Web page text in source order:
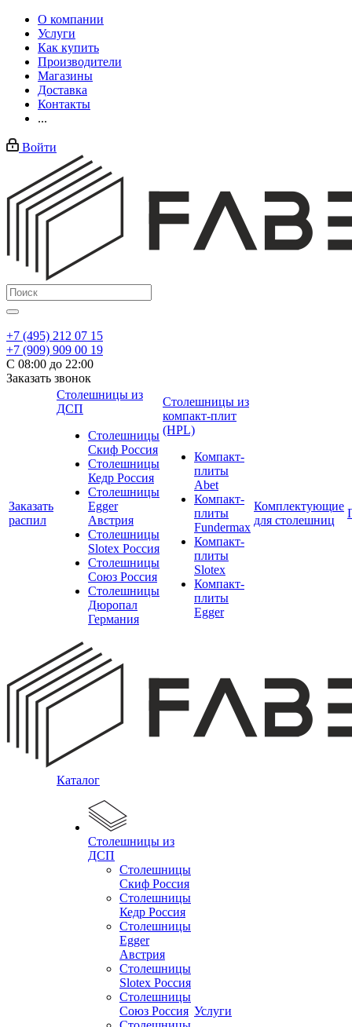
О компании
Услуги
Как купить
Производители
Магазины
Доставка
Контакты
...
Войти
+7 (495) 212 07 15
+7 (909) 909 00 19
С 08:00 до 22:00
Заказать звонок
Заказать
распил
Столешницы из
ДСП
Столешницы
Скиф Россия
Столешницы
Кедр Россия
Столешницы
Egger
Австрия
Столешницы
Slotex Россия
Столешницы
Союз Россия
Столешницы
Дюропал
Германия
Столешницы из
компакт-плит
(HPL)
Компакт-
плиты
Abet
Компакт-
плиты
Fundermax
Компакт-
плиты
Slotex
Компакт-
плиты
Egger
Комплектующие
для столешниц
Каталог
Столешницы из
ДСП
Столешницы
Скиф Россия
Столешницы
Кедр Россия
Столешницы
Egger
Австрия
Столешницы
Slotex Россия
Столешницы
Союз Россия Услуги